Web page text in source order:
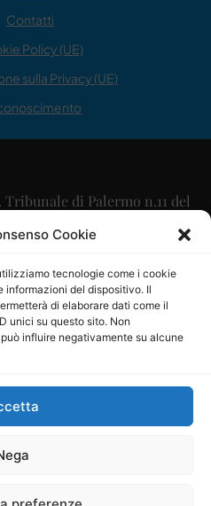
Cookie
tecnologie come i cookie
informazioni del dispositivo. Il
di elaborare dati come il
unici su questo sito. Non
influire negativamente su alcune
Contatti
Policy (UE)
sulla Privacy (UE)
di Palermo n.11 del
2015
Maurizio Scaglione
Maria Calabrese
Società Cooperativa a r.l. è
di Comunicazione al